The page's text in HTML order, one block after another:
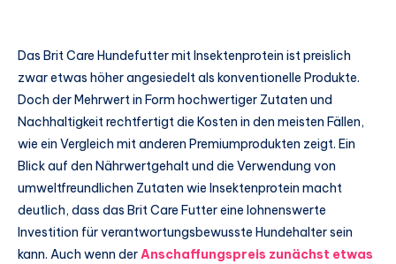
Das Brit Care Hundefutter mit Insektenprotein ist preislich
zwar etwas höher angesiedelt als konventionelle Produkte.
Doch der Mehrwert in Form hochwertiger Zutaten und
Nachhaltigkeit rechtfertigt die Kosten in den meisten Fällen,
wie ein Vergleich mit anderen Premiumprodukten zeigt. Ein
Blick auf den Nährwertgehalt und die Verwendung von
umweltfreundlichen Zutaten wie Insektenprotein macht
deutlich, dass das Brit Care Futter eine lohnenswerte
Investition für verantwortungsbewusste Hundehalter sein
kann. Auch wenn derAnschaffungspreis zunächst etwas